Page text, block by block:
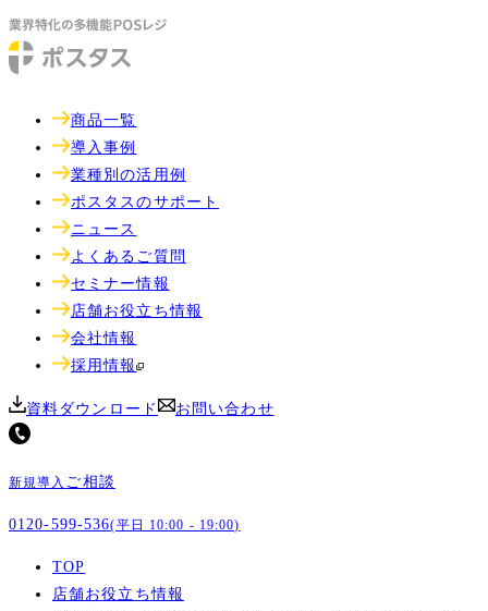
商品一覧
導入事例
業種別の活用例
ポスタスのサポート
ニュース
よくあるご質問
セミナー情報
店舗お役立ち情報
会社情報
採用情報
資料ダウンロード お問い合わせ
新規導入 ご相談
0120-599-536(平日 10:00 - 19:00)
TOP
店舗お役立ち情報